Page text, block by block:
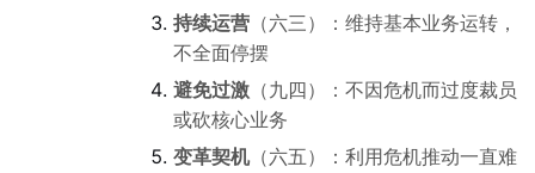
持续运营（六三）：维持基本业务运转，
不全面停摆
避免过激（九四）：不因危机而过度裁员
或砍核心业务
变革契机（六五）：利用危机推动一直难